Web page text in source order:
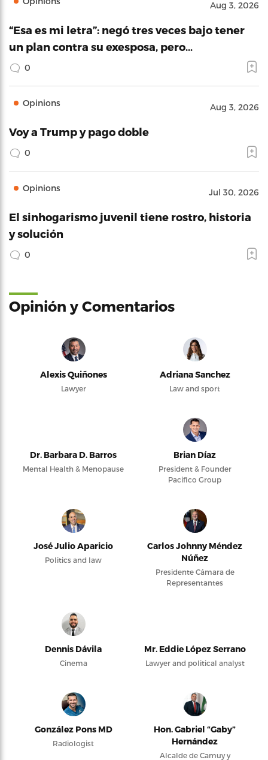
Aug 3, 2026
“Esa es mi letra”: negó tres veces bajo tener
un plan contra su exesposa, pero…
0
Opinions Aug 3, 2026
Voy a Trump y pago doble
0
Opinions Jul 30, 2026
El sinhogarismo juvenil tiene rostro, historia
y solución
0
Opinión y Comentarios
Alexis Quiñones
Lawyer
Adriana Sanchez
Law and sport
Dr. Barbara D. Barros
Mental Health & Menopause
Brian Díaz
President & Founder
Pacifico Group
José Julio Aparicio
Politics and law
Carlos Johnny Méndez
Núñez
Presidente Cámara de
Representantes
Dennis Dávila
Cinema
Mr. Eddie López Serrano
Lawyer and political analyst
González Pons MD
Radiologist
Hon. Gabriel “Gaby”
Hernández
Alcalde de Camuy y